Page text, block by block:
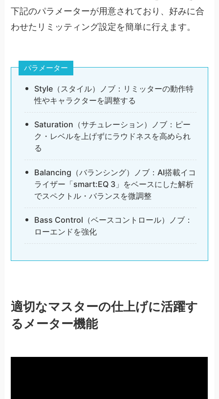
下記のパラメーターが用意されており、好みに合
わせたリミッティング設定を簡単に行えます。
パラメーター
Style（スタイル）ノブ：リミッターの動作特
性やキャラクターを調整する
Saturation（サチュレーション）ノブ：ピー
ク・レベルを上げずにラウドネスを高められ
る
Balancing（バランシング）ノブ：AI搭載イコ
ライザー「smart:EQ 3」をベースにした解析
でスペクトル・バランスを微調整
Bass Control（ベースコントロール）ノブ：
ローエンドを強化
適切なマスターの仕上げに活躍す
るメーター機能